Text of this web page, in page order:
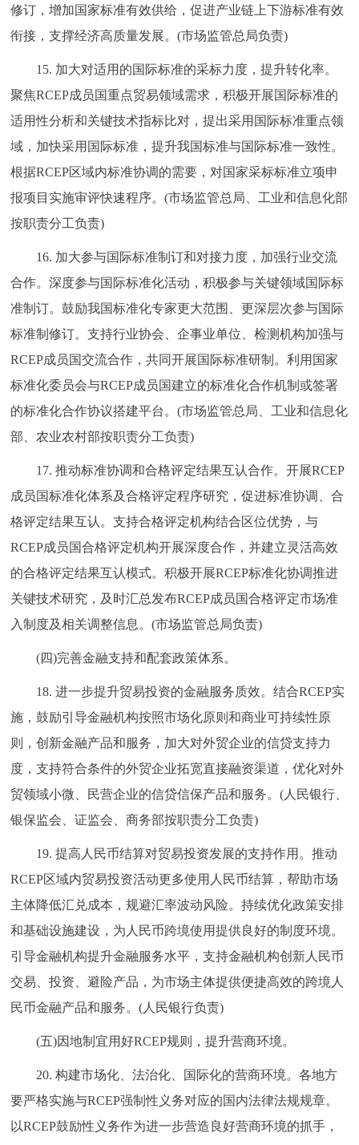
修订，增加国家标准有效供给，促进产业链上下游标准有效
衔接，支撑经济高质量发展。(市场监管总局负责)
15. 加大对适用的国际标准的采标力度，提升转化率。
聚焦RCEP成员国重点贸易领域需求，积极开展国际标准的
适用性分析和关键技术指标比对，提出采用国际标准重点领
域，加快采用国际标准，提升我国标准与国际标准一致性。
根据RCEP区域内标准协调的需要，对国家采标标准立项申
报项目实施审评快速程序。(市场监管总局、工业和信息化部
按职责分工负责)
16. 加大参与国际标准制订和对接力度，加强行业交流
合作。深度参与国际标准化活动，积极参与关键领域国际标
准制订。鼓励我国标准化专家更大范围、更深层次参与国际
标准制修订。支持行业协会、企事业单位、检测机构加强与
RCEP成员国交流合作，共同开展国际标准研制。利用国家
标准化委员会与RCEP成员国建立的标准化合作机制或签署
的标准化合作协议搭建平台。(市场监管总局、工业和信息化
部、农业农村部按职责分工负责)
17. 推动标准协调和合格评定结果互认合作。开展RCEP
成员国标准化体系及合格评定程序研究，促进标准协调、合
格评定结果互认。支持合格评定机构结合区位优势，与
RCEP成员国合格评定机构开展深度合作，并建立灵活高效
的合格评定结果互认模式。积极开展RCEP标准化协调推进
关键技术研究，及时汇总发布RCEP成员国合格评定市场准
入制度及相关调整信息。(市场监管总局负责)
(四)完善金融支持和配套政策体系。
18. 进一步提升贸易投资的金融服务质效。结合RCEP实
施，鼓励引导金融机构按照市场化原则和商业可持续性原
则，创新金融产品和服务，加大对外贸企业的信贷支持力
度，支持符合条件的外贸企业拓宽直接融资渠道，优化对外
贸领域小微、民营企业的信贷信保产品和服务。(人民银行、
银保监会、证监会、商务部按职责分工负责)
19. 提高人民币结算对贸易投资发展的支持作用。推动
RCEP区域内贸易投资活动更多使用人民币结算，帮助市场
主体降低汇兑成本，规避汇率波动风险。持续优化政策安排
和基础设施建设，为人民币跨境使用提供良好的制度环境。
引导金融机构提升金融服务水平，支持金融机构创新人民币
交易、投资、避险产品，为市场主体提供便捷高效的跨境人
民币金融产品和服务。(人民银行负责)
(五)因地制宜用好RCEP规则，提升营商环境。
20. 构建市场化、法治化、国际化的营商环境。各地方
要严格实施与RCEP强制性义务对应的国内法律法规规章。
以RCEP鼓励性义务作为进一步营造良好营商环境的抓手，